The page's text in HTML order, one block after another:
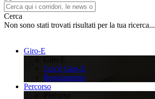
Cerca
Non sono stati trovati risultati per la tua ricerca...
Giro-E
Cos’è Giro-E
Regolamento
Percorso